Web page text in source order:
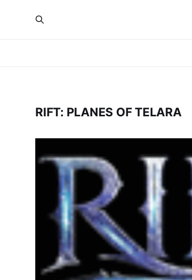
RIFT: PLANES OF TELARA